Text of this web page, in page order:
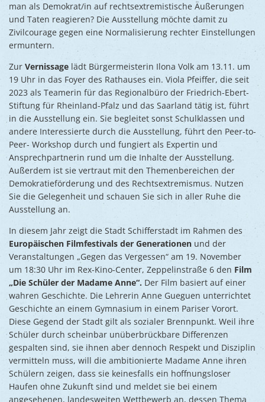
man als Demokrat/in auf rechtsextremistische Äußerungen
und Taten reagieren? Die Ausstellung möchte damit zu
Zivilcourage gegen eine Normalisierung rechter Einstellungen
ermuntern.
Zur Vernissage lädt Bürgermeisterin Ilona Volk am 13.11. um
19 Uhr in das Foyer des Rathauses ein. Viola Pfeiffer, die seit
2023 als Teamerin für das Regionalbüro der Friedrich-Ebert-
Stiftung für Rheinland-Pfalz und das Saarland tätig ist, führt
in die Ausstellung ein. Sie begleitet sonst Schulklassen und
andere Interessierte durch die Ausstellung, führt den Peer-to-
Peer- Workshop durch und fungiert als Expertin und
Ansprechpartnerin rund um die Inhalte der Ausstellung.
Außerdem ist sie vertraut mit den Themenbereichen der
Demokratieförderung und des Rechtsextremismus. Nutzen
Sie die Gelegenheit und schauen Sie sich in aller Ruhe die
Ausstellung an.
In diesem Jahr zeigt die Stadt Schifferstadt im Rahmen des
Europäischen Filmfestivals der Generationen und der
Veranstaltungen „Gegen das Vergessen“ am 19. November
um 18:30 Uhr im Rex-Kino-Center, Zeppelinstraße 6 den Film
„Die Schüler der Madame Anne“. Der Film basiert auf einer
wahren Geschichte. Die Lehrerin Anne Gueguen unterrichtet
Geschichte an einem Gymnasium in einem Pariser Vorort.
Diese Gegend der Stadt gilt als sozialer Brennpunkt. Weil ihre
Schüler durch scheinbar unüberbrückbare Differenzen
gespalten sind, sie ihnen aber dennoch Respekt und Disziplin
vermitteln muss, will die ambitionierte Madame Anne ihren
Schülern zeigen, dass sie keinesfalls ein hoffnungsloser
Haufen ohne Zukunft sind und meldet sie bei einem
angesehenen, landesweiten Wettbewerb an, dessen Thema